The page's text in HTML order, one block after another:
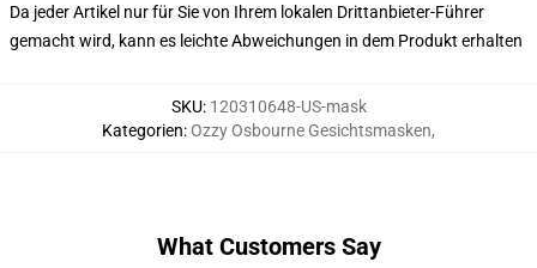
Da jeder Artikel nur für Sie von Ihrem lokalen Drittanbieter-Führer
gemacht wird, kann es leichte Abweichungen in dem Produkt erhalten
SKU: 120310648-US-mask
Kategorien:Ozzy Osbourne Gesichtsmasken,
What Customers Say